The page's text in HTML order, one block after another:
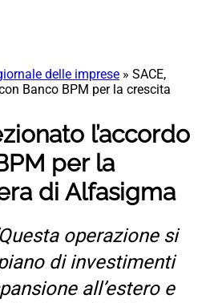
delle imprese » SACE,
Banco BPM per la crescita
l’accordo
per la
di Alfasigma
operazione si
di investimenti
all’estero e